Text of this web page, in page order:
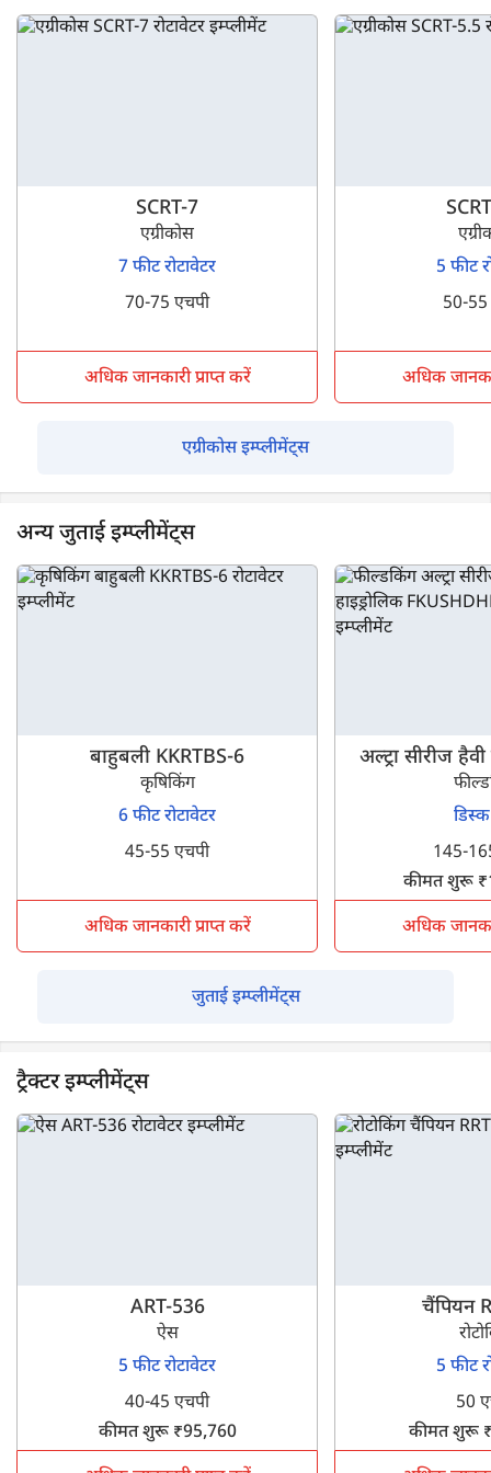
SCRT-7
एग्रीकोस
7 फीट रोटावेटर
70-75 एचपी
अधिक जानकारी प्राप्त करें
5 फीट
50-55
अधिक
एग्रीकोस इम्प्लीमेंट्स
अन्य जुताई इम्प्लीमेंट्स
बाहुबली KKRTBS-6
कृषिकिंग
6 फीट रोटावेटर
45-55 एचपी
अधिक जानकारी प्राप्त करें
अल्ट्रा सीरीज
145-
कीमत शुरू
अधिक
जुताई इम्प्लीमेंट्स
ट्रैक्टर इम्प्लीमेंट्स
ART-536
ऐस
5 फीट रोटावेटर
40-45 एचपी
कीमत शुरू ₹95,760
चैंपियन
5 फीट
50
कीमत शुरू